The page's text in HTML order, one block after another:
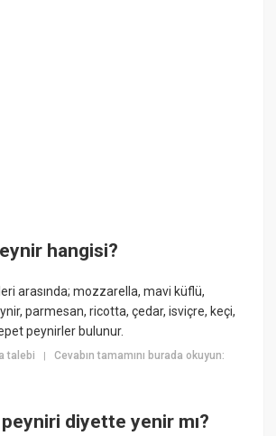
hangisi?
arasında; mozzarella, mavi küflü,
parmesan, ricotta, çedar, isviçre, keçi,
peynirler bulunur.
talebi |Cevabın tamamını burada okuyun:
diyette yenir mı?